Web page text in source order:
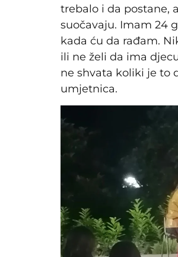
trebalo i da postane,
suočavaju. Imam 24
kada ću da rađam.
ili ne želi da ima
ne shvata koliki je to
umjetnica.